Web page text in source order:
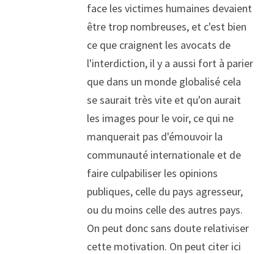
face les victimes humaines devaient
être trop nombreuses, et c'est bien
ce que craignent les avocats de
l'interdiction, il y a aussi fort à parier
que dans un monde globalisé cela
se saurait très vite et qu'on aurait
les images pour le voir, ce qui ne
manquerait pas d'émouvoir la
communauté internationale et de
faire culpabiliser les opinions
publiques, celle du pays agresseur,
ou du moins celle des autres pays.
On peut donc sans doute relativiser
cette motivation. On peut citer ici